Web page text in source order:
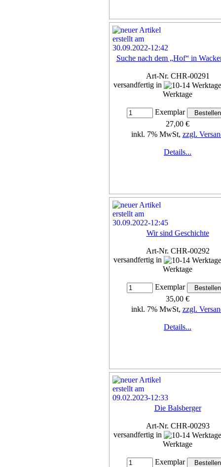
Suche nach dem „Hof“ in
Art-Nr. CHR-00291
versandfertig in
Werktage
Exemplar
27,00 €
inkl. 7% MwSt, zzgl.
Details...
Wir sind Geschichte
Art-Nr. CHR-00292
versandfertig in
Werktage
Exemplar
35,00 €
inkl. 7% MwSt, zzgl.
Details...
Die Balsberger
Art-Nr. CHR-00293
versandfertig in
Werktage
Exemplar